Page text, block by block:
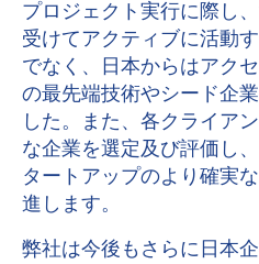
プロジェクト実行に際し
受けてアクティブに活動
でなく、日本からはアク
の最先端技術やシード企
した。また、各クライア
な企業を選定及び評価し
タートアップのより確実
進します。
弊社は今後もさらに日本